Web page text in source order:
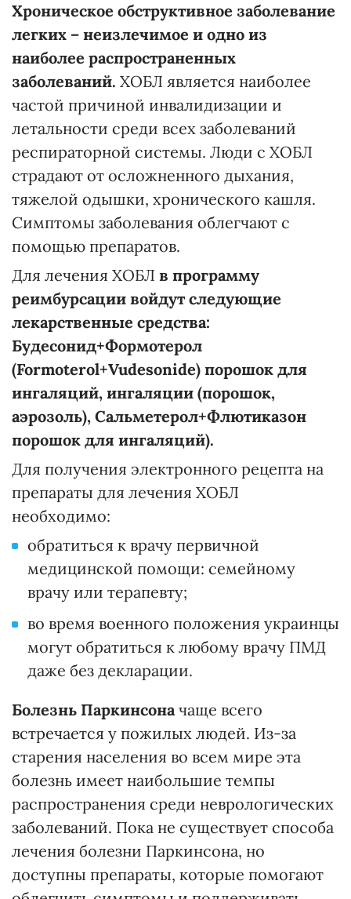
Хроническое обструктивное заболевание
легких – неизлечимое и одно из
наиболее распространенных
заболеваний. ХОБЛ является наиболее
частой причиной инвалидизации и
летальности среди всех заболеваний
респираторной системы. Люди с ХОБЛ
страдают от осложненного дыхания,
тяжелой одышки, хронического кашля.
Симптомы заболевания облегчают с
помощью препаратов.
Для лечения ХОБЛ в программу
реимбурсации войдут следующие
лекарственные средства:
Будесонид+Формотерол
(Formoterol+Vudesonide) порошок для
ингаляций, ингаляции (порошок,
аэрозоль), Сальметерол+Флютиказон
порошок для ингаляций).
Для получения электронного рецепта на
препараты для лечения ХОБЛ
необходимо:
обратиться к врачу первичной
медицинской помощи: семейному
врачу или терапевту;
во время военного положения украинцы
могут обратиться к любому врачу ПМД
даже без декларации.
Болезнь Паркинсоначаще всего
встречается у пожилых людей. Из-за
старения населения во всем мире эта
болезнь имеет наибольшие темпы
распространения среди неврологических
заболеваний. Пока не существует способа
лечения болезни Паркинсона, но
доступны препараты, которые помогают